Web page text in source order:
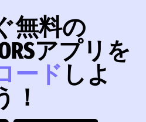
無料の
アプリを
ード しよ
！